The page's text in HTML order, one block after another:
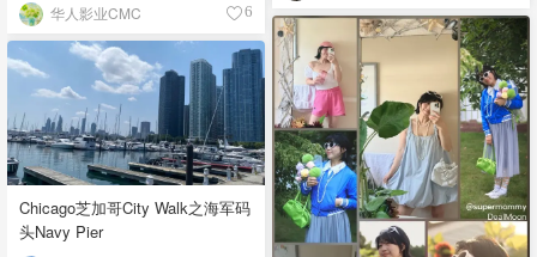
华人影业CMC 6
Chicago芝加哥City Walk之海军码
头Navy Pier